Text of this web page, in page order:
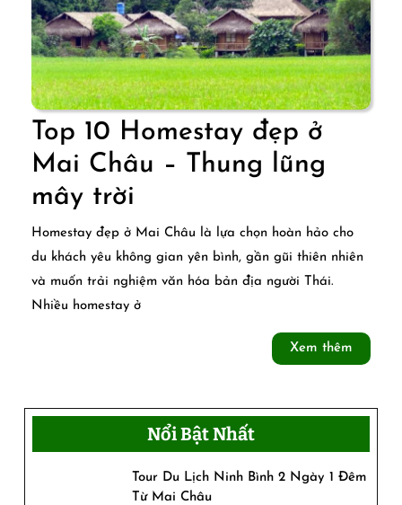
núi
rừng
Tây
Bắc
Top 10 Homestay đẹp ở
Mai Châu – Thung lũng
mây trời
10
Homestay
đẹp
–
Thung
lũng
Homestay đẹp ở Mai Châu là lựa chọn hoàn hảo cho
du khách yêu không gian yên bình, gần gũi thiên nhiên
và muốn trải nghiệm văn hóa bản địa người Thái.
Nhiều homestay ở
Xem thêm
thêm
Nổi Bật Nhất
Tour Du Lịch Ninh Bình 2 Ngày 1 Đêm
Từ Mai Châu